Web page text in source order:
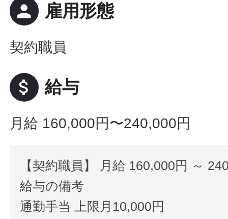
person 雇用形態
契約職員
attach_money 給与
月給 160,000円〜240,000円
【契約職員】 月給 160,000円 ～
給与の備考
通勤手当 上限月10,000円